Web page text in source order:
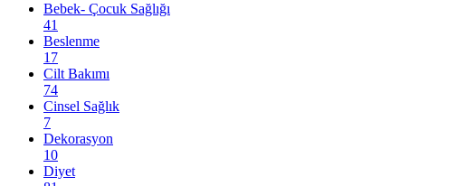
Bebek- Çocuk Sağlığı
41
Beslenme
17
Cilt Bakımı
74
Cinsel Sağlık
7
Dekorasyon
10
Diyet